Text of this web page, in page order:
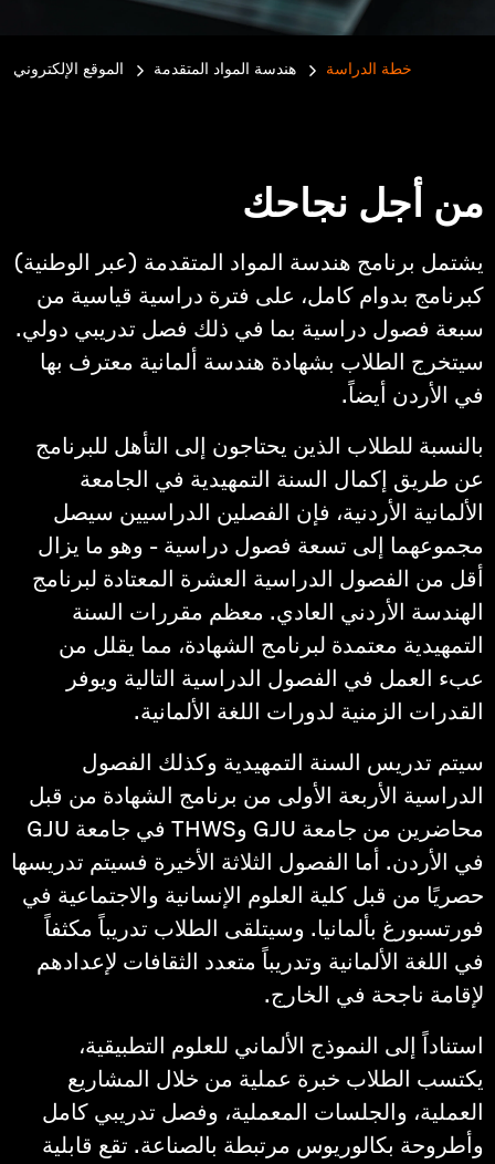
الموقع الإلكتروني هندسة المواد المتقدمة خطة الدراسة
من أجل نجاحك
يشتمل برنامج هندسة المواد المتقدمة (عبر الوطنية)
كبرنامج بدوام كامل، على فترة دراسية قياسية من
سبعة فصول دراسية بما في ذلك فصل تدريبي دولي.
سيتخرج الطلاب بشهادة هندسة ألمانية معترف بها
في الأردن أيضاً.
بالنسبة للطلاب الذين يحتاجون إلى التأهل للبرنامج
عن طريق إكمال السنة التمهيدية في الجامعة
الألمانية الأردنية، فإن الفصلين الدراسيين سيصل
مجموعهما إلى تسعة فصول دراسية - وهو ما يزال
أقل من الفصول الدراسية العشرة المعتادة لبرنامج
الهندسة الأردني العادي. معظم مقررات السنة
التمهيدية معتمدة لبرنامج الشهادة، مما يقلل من
عبء العمل في الفصول الدراسية التالية ويوفر
القدرات الزمنية لدورات اللغة الألمانية.
سيتم تدريس السنة التمهيدية وكذلك الفصول
الدراسية الأربعة الأولى من برنامج الشهادة من قبل
محاضرين من جامعة GJU وTHWS في جامعة GJU
في الأردن. أما الفصول الثلاثة الأخيرة فسيتم تدريسها
حصريًا من قبل كلية العلوم الإنسانية والاجتماعية في
فورتسبورغ بألمانيا. وسيتلقى الطلاب تدريباً مكثفاً
في اللغة الألمانية وتدريباً متعدد الثقافات لإعدادهم
لإقامة ناجحة في الخارج.
استناداً إلى النموذج الألماني للعلوم التطبيقية،
يكتسب الطلاب خبرة عملية من خلال المشاريع
العملية، والجلسات المعملية، وفصل تدريبي كامل
وأطروحة بكالوريوس مرتبطة بالصناعة. تقع قابلية